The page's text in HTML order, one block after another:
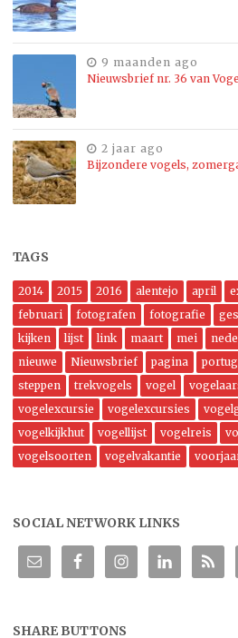
9 maanden ago
Nieuwsbrief nr. 36 van
2 jaar ago
Bijzondere vogels,
TAGS
2014 2015 2016 alentejo april
februari
fotografen fotografie
kijken
lijst link maart mei
nieuwe
Nieuwsbrief pagina
steppen
trekvogels vogel
vogelexcursie
vogelexcursies
vogelkijkhut
vogellijst vogelreis
vogelsoorten
vogelvakantie
SOCIAL NETWORK LINKS
SHARE BUTTONS